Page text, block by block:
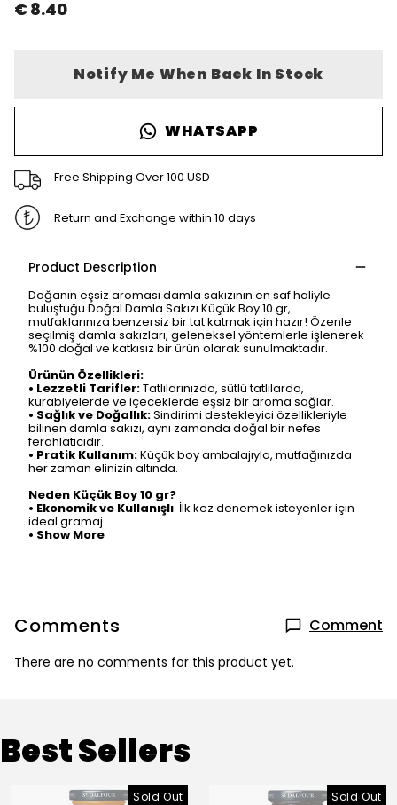
€ 8.40
Notify Me When Back In Stock
WHATSAPP
Free Shipping Over 100 USD
Return and Exchange within 10 days
Product Description
Doğanın eşsiz aroması damla sakızının en saf haliyle
buluştuğu Doğal Damla Sakızı Küçük Boy 10 gr,
mutfaklarınıza benzersiz bir tat katmak için hazır! Özenle
seçilmiş damla sakızları, geleneksel yöntemlerle işlenerek
%100 doğal ve katkısız bir ürün olarak sunulmaktadır.
Ürünün Özellikleri:
• Lezzetli Tarifler:Tatlılarınızda, sütlü tatlılarda,
kurabiyelerde ve içeceklerde eşsiz bir aroma sağlar.
• Sağlık ve Doğallık:Sindirimi destekleyici özellikleriyle
bilinen damla sakızı, aynı zamanda doğal bir nefes
ferahlatıcıdır.
• Pratik Kullanım:Küçük boy ambalajıyla, mutfağınızda
her zaman elinizin altında.
Neden Küçük Boy 10 gr?
• Ekonomik ve Kullanışlı: İlk kez denemek isteyenler için
ideal gramaj.
• Show More
Comments Comment
There are no comments for this product yet.
Best Sellers
Sold Out Sold Out